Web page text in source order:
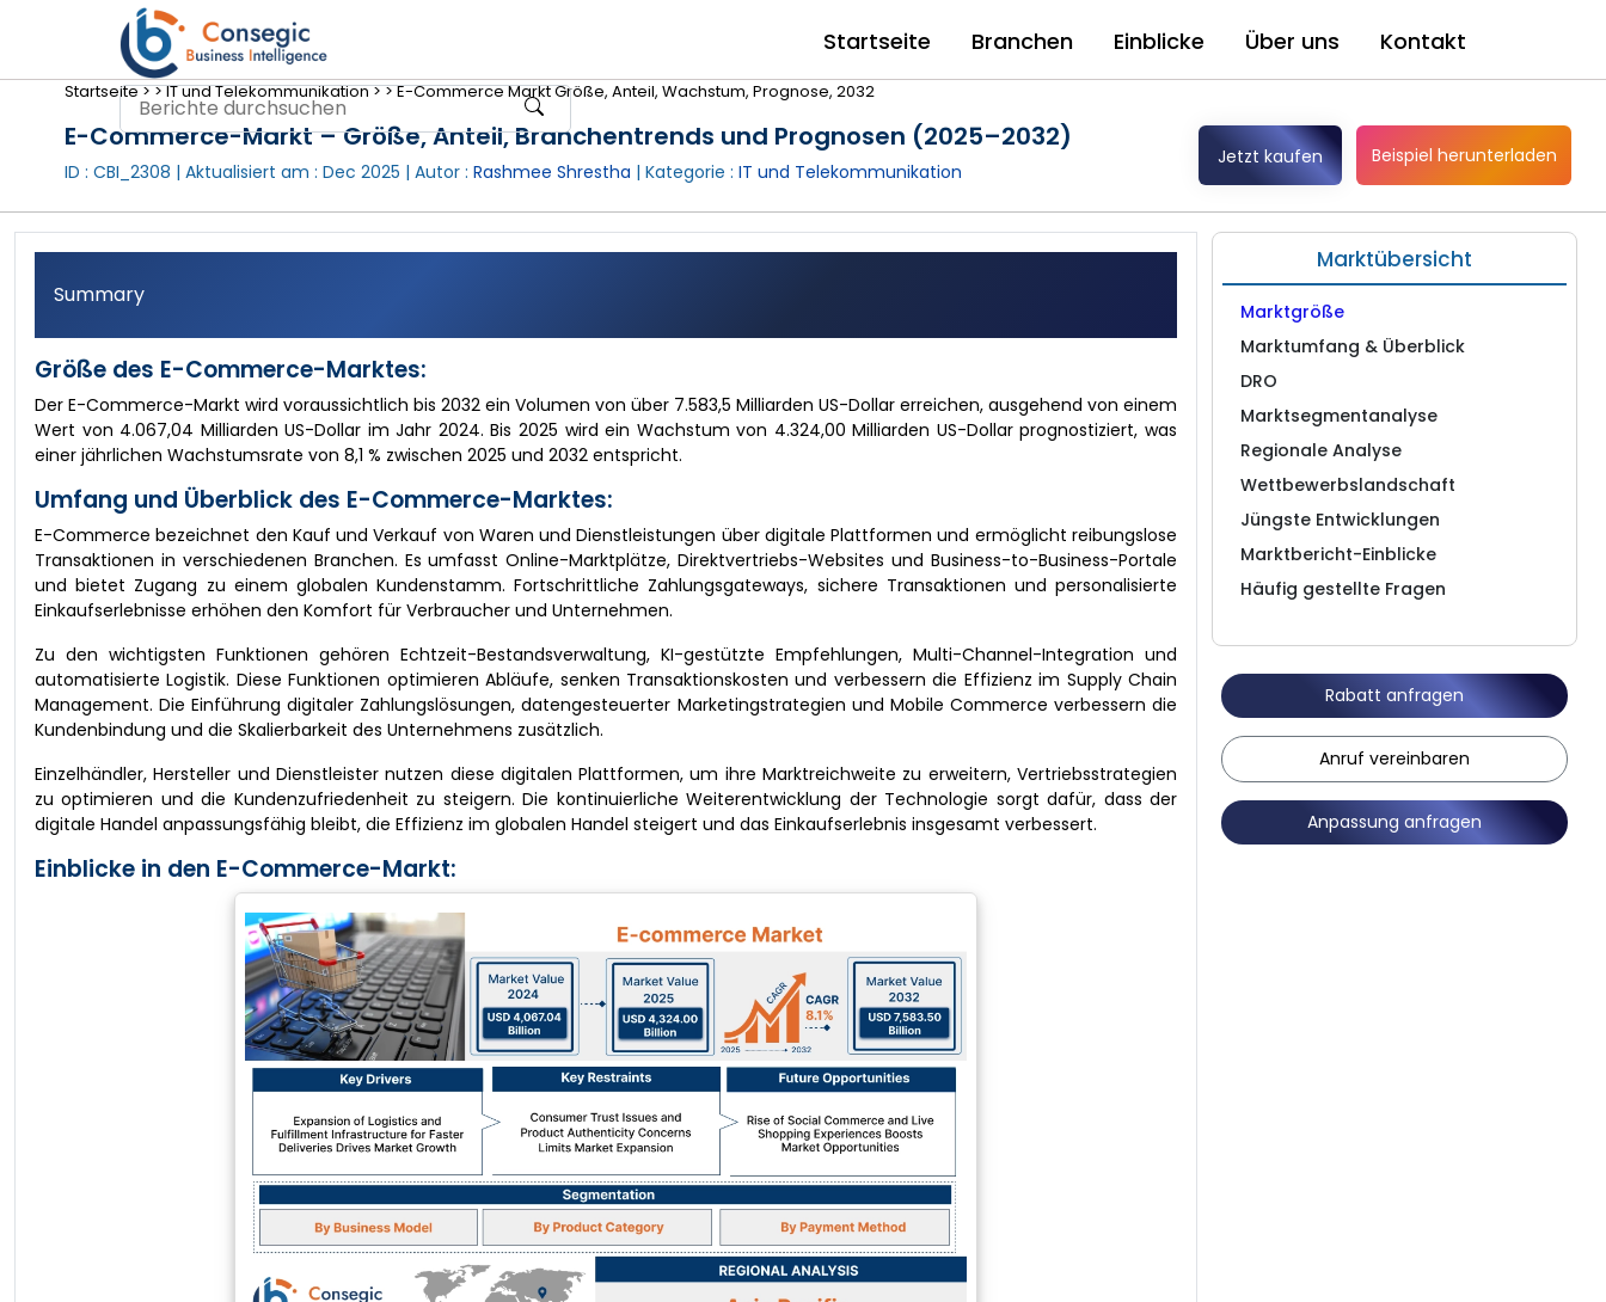
Startseite Branchen Einblicke Über uns Kontakt
Startseite >>IT und Telekommunikation >>E-Commerce Markt Größe, Anteil, Wachstum, Prognose, 2032
E-Commerce-Markt – Größe, Anteil, Branchentrends und Prognosen (2025–2032)
ID : CBI_2308 | Aktualisiert am : Dec 2025 | Autor : Rashmee Shrestha | Kategorie : IT und Telekommunikation
Jetzt kaufen Beispiel herunterladen
Summary
Größe des E-Commerce-Marktes:
Der E-Commerce-Markt wird voraussichtlich bis 2032 ein Volumen von über 7.583,5 Milliarden US-Dollar erreichen, ausgehend von einem
Wert von 4.067,04 Milliarden US-Dollar im Jahr 2024. Bis 2025 wird ein Wachstum von 4.324,00 Milliarden US-Dollar prognostiziert, was
einer jährlichen Wachstumsrate von 8,1 % zwischen 2025 und 2032 entspricht.
Umfang und Überblick des E-Commerce-Marktes:
E-Commerce bezeichnet den Kauf und Verkauf von Waren und Dienstleistungen über digitale Plattformen und ermöglicht reibungslose
Transaktionen in verschiedenen Branchen. Es umfasst Online-Marktplätze, Direktvertriebs-Websites und Business-to-Business-Portale
und bietet Zugang zu einem globalen Kundenstamm. Fortschrittliche Zahlungsgateways, sichere Transaktionen und personalisierte
Einkaufserlebnisse erhöhen den Komfort für Verbraucher und Unternehmen.
Zu den wichtigsten Funktionen gehören Echtzeit-Bestandsverwaltung, KI-gestützte Empfehlungen, Multi-Channel-Integration und
automatisierte Logistik. Diese Funktionen optimieren Abläufe, senken Transaktionskosten und verbessern die Effizienz im Supply Chain
Management. Die Einführung digitaler Zahlungslösungen, datengesteuerter Marketingstrategien und Mobile Commerce verbessern die
Kundenbindung und die Skalierbarkeit des Unternehmens zusätzlich.
Einzelhändler, Hersteller und Dienstleister nutzen diese digitalen Plattformen, um ihre Marktreichweite zu erweitern, Vertriebsstrategien
zu optimieren und die Kundenzufriedenheit zu steigern. Die kontinuierliche Weiterentwicklung der Technologie sorgt dafür, dass der
digitale Handel anpassungsfähig bleibt, die Effizienz im globalen Handel steigert und das Einkaufserlebnis insgesamt verbessert.
Einblicke in den E-Commerce-Markt:
Marktübersicht
Marktgröße
Marktumfang & Überblick
DRO
Marktsegmentanalyse
Regionale Analyse
Wettbewerbslandschaft
Jüngste Entwicklungen
Marktbericht-Einblicke
Häufig gestellte Fragen
Rabatt anfragen
Anruf vereinbaren
Anpassung anfragen